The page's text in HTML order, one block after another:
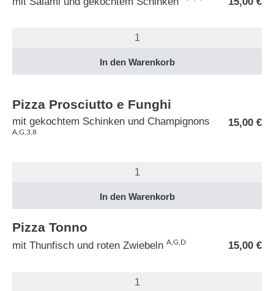
Pizza Prosciutto e Funghi
mit gekochtem Schinken und Champignons
A,G,3,8
15,00 €
Pizza Tonno
mit Thunfisch und roten Zwiebeln A,G,D 15,00 €